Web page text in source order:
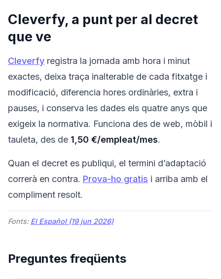
Cleverfy, a punt per al decret
que ve
Cleverfy registra la jornada amb hora i minut
exactes, deixa traça inalterable de cada fitxatge i
modificació, diferencia hores ordinàries, extra i
pauses, i conserva les dades els quatre anys que
exigeix la normativa. Funciona des de web, mòbil i
tauleta, des de 1,50 €/empleat/mes.
Quan el decret es publiqui, el termini d’adaptació
correrà en contra. Prova-ho gratis i arriba amb el
compliment resolt.
Fonts: El Español (19 jun 2026)
Preguntes freqüents